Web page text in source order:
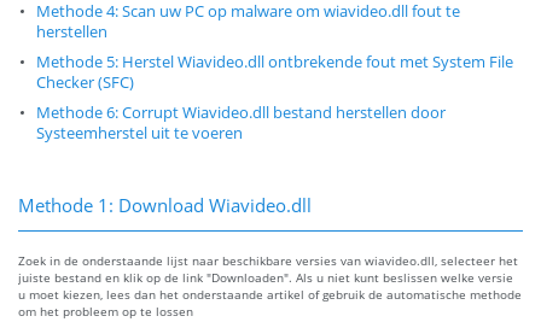
Methode 4: Scan uw PC op malware om wiavideo.dll fout te
herstellen
Methode 5: Herstel Wiavideo.dll ontbrekende fout met System File
Checker (SFC)
Methode 6: Corrupt Wiavideo.dll bestand herstellen door
Systeemherstel uit te voeren
Methode 1: Download Wiavideo.dll
Zoek in de onderstaande lijst naar beschikbare versies van wiavideo.dll, selecteer het
juiste bestand en klik op de link "Downloaden". Als u niet kunt beslissen welke versie
u moet kiezen, lees dan het onderstaande artikel of gebruik de automatische methode
om het probleem op te lossen